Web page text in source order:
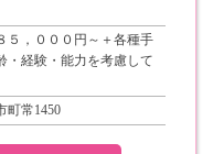
５，０００円～＋各種手
・経験・能力を考慮して
町常1450